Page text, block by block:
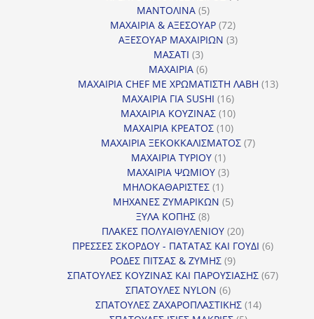
ΜΑΝΤΟΛΙΝΑ 55
προϊόντα
ΜΑΧΑΙΡΙΑ & ΑΞΕΣΟΥΑΡ 7272
προϊόντα
ΑΞΕΣΟΥΑΡ ΜΑΧΑΙΡΙΩΝ 33
ΜΑΣΑΤΙ 33
προϊόντα
ΜΑΧΑΙΡΙΑ 66
προϊόντα
ΜΑΧΑΙΡΙΑ CHEF ΜΕ ΧΡΩΜΑΤΙΣΤΗ ΛΑΒΗ 1313
ΜΑΧΑΙΡΙΑ ΓΙΑ SUSHI 1616
προϊόντα
ΜΑΧΑΙΡΙΑ ΚΟΥΖΙΝΑΣ 1010
προϊόντα
ΜΑΧΑΙΡΙΑ ΚΡΕΑΤΟΣ 1010
προϊόντα
ΜΑΧΑΙΡΙΑ ΞΕΚΟΚΚΑΛΙΣΜΑΤΟΣ 77
ΜΑΧΑΙΡΙΑ ΤΥΡΙΟΥ 11
προϊόν
ΜΑΧΑΙΡΙΑ ΨΩΜΙΟΥ 33
ΜΗΛΟΚΑΘΑΡΙΣΤΕΣ 11
προϊόν
ΜΗΧΑΝΕΣ ΖΥΜΑΡΙΚΩΝ 55
ΞΥΛΑ ΚΟΠΗΣ 88
προϊόντα
ΠΛΑΚΕΣ ΠΟΛΥΑΙΘΥΛΕΝΙΟΥ 2020
προϊόντα
ΠΡΕΣΣΕΣ ΣΚΟΡΔΟΥ - ΠΑΤΑΤΑΣ ΚΑΙ ΓΟΥΔΙ 66
ΡΟΔΕΣ ΠΙΤΣΑΣ & ΖΥΜΗΣ 99
προϊόντα
ΣΠΑΤΟΥΛΕΣ ΚΟΥΖΙΝΑΣ ΚΑΙ ΠΑΡΟΥΣΙΑΣΗΣ 6767
ΣΠΑΤΟΥΛΕΣ NYLON 66
προϊόντα
ΣΠΑΤΟΥΛΕΣ ΖΑΧΑΡΟΠΛΑΣΤΙΚΗΣ 1414